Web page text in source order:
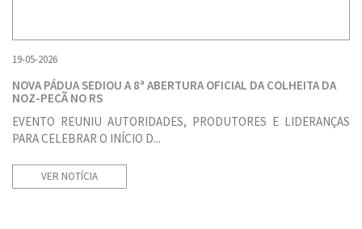
19-05-2026
NOVA PÁDUA SEDIOU A 8ª ABERTURA OFICIAL DA COLHEITA DA
NOZ-PECÃ NO RS
EVENTO REUNIU AUTORIDADES, PRODUTORES E LIDERANÇAS
PARA CELEBRAR O INÍCIO D...
VER NOTÍCIA